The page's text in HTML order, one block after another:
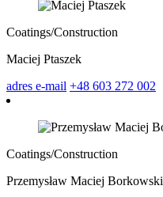
Coatings/Construction
Maciej Ptaszek
adres e-mail +48 603 272 002
Coatings/Construction
Przemysław Maciej Borkowski